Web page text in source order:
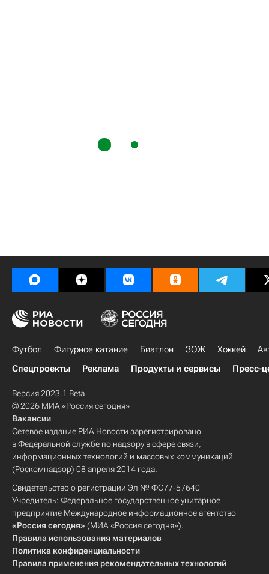
Футбол Фигурное катание Биатлон ЗОЖ Хоккей
Спецпроекты
Реклама Продукты и сервисы Пресс-
Версия 2023.1 Beta
© 2026 МИА «Россия сегодня»
Вакансии
Сетевое издание РИА Новости зарегистрировано
в Федеральной службе по надзору в сфере связи,
информационных технологий и массовых коммуникаций
(Роскомнадзор) 08 апреля 2014 года.
Свидетельство о регистрации Эл № ФС77-57640
Учредитель: Федеральное государственное унитарное
предприятие Международное информационное агентство
«Россия сегодня» (МИА «Россия сегодня»).
Правила использования материалов
Политика конфиденциальности
Правила применения рекомендательных технологий